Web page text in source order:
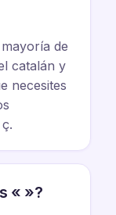
de
catalán y
necesites
« »?